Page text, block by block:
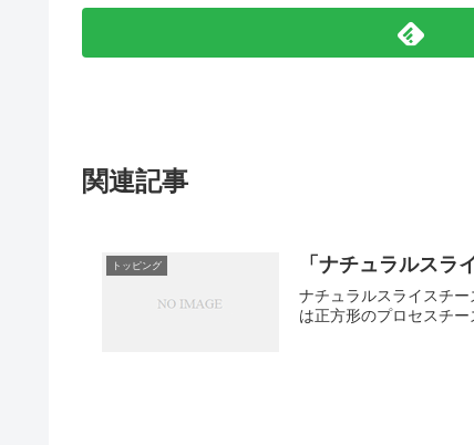
関連記事
トッピング 「ナチュラルスラ
ナチュラルスライスチ
は正方形のプロセスチ